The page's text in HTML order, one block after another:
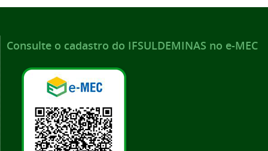
Consulte o cadastro do IFSULDEMINAS no e-MEC